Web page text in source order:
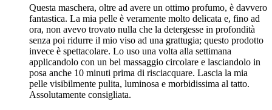
Questa maschera, oltre ad avere un ottimo profumo, è davvero
fantastica. La mia pelle è veramente molto delicata e, fino ad
ora, non avevo trovato nulla che la detergesse in profondità
senza poi ridurre il mio viso ad una grattugia; questo prodotto
invece è spettacolare. Lo uso una volta alla settimana
applicandolo con un bel massaggio circolare e lasciandolo in
posa anche 10 minuti prima di risciacquare. Lascia la mia
pelle visibilmente pulita, luminosa e morbidissima al tatto.
Assolutamente consigliata.